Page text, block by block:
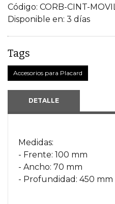
Código: CORB-CINT-MOVIL
Disponible en: 3 días
Tags
Accesorios para Placard
DETALLE
Medidas:
- Frente: 100 mm
- Ancho: 70 mm
- Profundidad: 450 mm